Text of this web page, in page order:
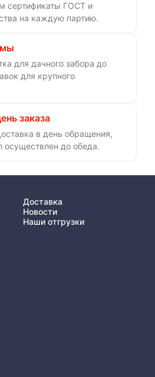
сертификаты ГОСТ и
на каждую партию.
для дачного забора до
для крупного
заказа
в день обращения,
осуществлен до обеда.
Доставка
Новости
Наши отгрузки